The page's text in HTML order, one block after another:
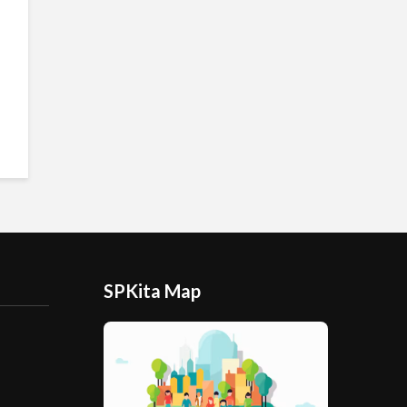
SPKita Map